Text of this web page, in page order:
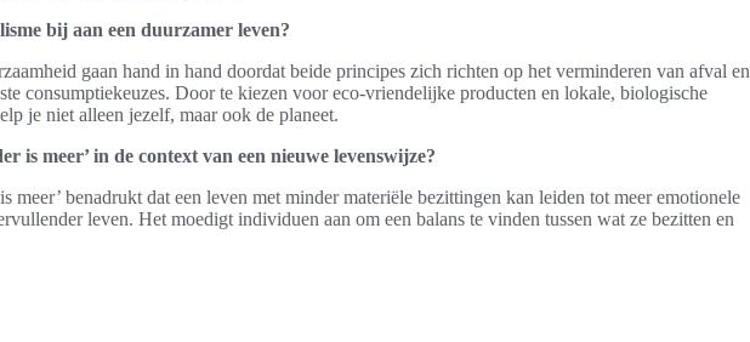
bij aan een duurzamer leven?
gaan hand in hand doordat beide principes zich richten op het verminderen van afval en
consumptiekeuzes. Door te kiezen voor eco-vriendelijke producten en lokale, biologische
je niet alleen jezelf, maar ook de planeet.
is meer’ in de context van een nieuwe levenswijze?
meer’ benadrukt dat een leven met minder materiële bezittingen kan leiden tot meer emotionele
leven. Het moedigt individuen aan om een balans te vinden tussen wat ze bezitten en